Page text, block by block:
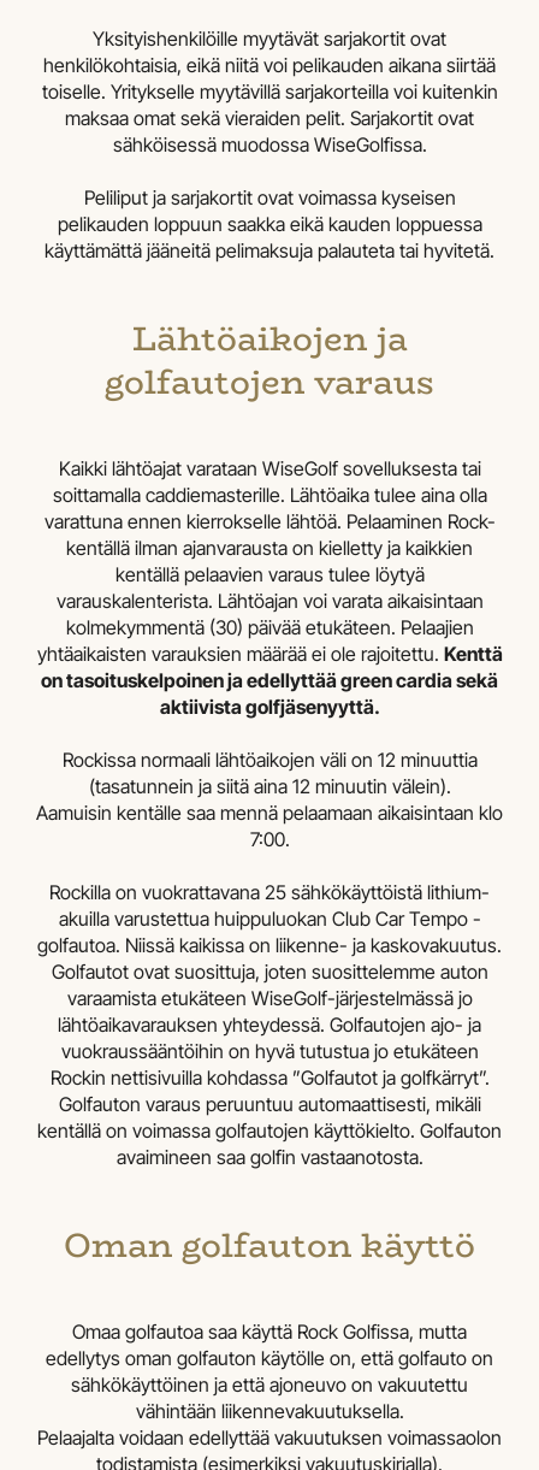
Yksityishenkilöille myytävät sarjakortit ovat
henkilökohtaisia, eikä niitä voi pelikauden aikana siirtää
toiselle. Yritykselle myytävillä sarjakorteilla voi kuitenkin
maksaa omat sekä vieraiden pelit. Sarjakortit ovat
sähköisessä muodossa WiseGolfissa.
Peliliput ja sarjakortit ovat voimassa kyseisen
pelikauden loppuun saakka eikä kauden loppuessa
käyttämättä jääneitä pelimaksuja palauteta tai hyvitetä.
Lähtöaikojen ja
golfautojen varaus
Kaikki lähtöajat varataan WiseGolf sovelluksesta tai
soittamalla caddiemasterille. Lähtöaika tulee aina olla
varattuna ennen kierrokselle lähtöä. Pelaaminen Rock-
kentällä ilman ajanvarausta on kielletty ja kaikkien
kentällä pelaavien varaus tulee löytyä
varauskalenterista. Lähtöajan voi varata aikaisintaan
kolmekymmentä (30) päivää etukäteen. Pelaajien
yhtäaikaisten varauksien määrää ei ole rajoitettu. Kenttä
on tasoituskelpoinen ja edellyttää green cardia sekä
aktiivista golfjäsenyyttä.
Rockissa normaali lähtöaikojen väli on 12 minuuttia
(tasatunnein ja siitä aina 12 minuutin välein).
Aamuisin kentälle saa mennä pelaamaan aikaisintaan klo
7:00.
Rockilla on vuokrattavana 25 sähkökäyttöistä lithium-
akuilla varustettua huippuluokan Club Car Tempo -
golfautoa. Niissä kaikissa on liikenne- ja kaskovakuutus.
Golfautot ovat suosittuja, joten suosittelemme auton
varaamista etukäteen WiseGolf-järjestelmässä jo
lähtöaikavarauksen yhteydessä. Golfautojen ajo- ja
vuokraussääntöihin on hyvä tutustua jo etukäteen
Rockin nettisivuilla kohdassa ”Golfautot ja golfkärryt”.
Golfauton varaus peruuntuu automaattisesti, mikäli
kentällä on voimassa golfautojen käyttökielto. Golfauton
avaimineen saa golfin vastaanotosta.
Oman golfauton käyttö
Omaa golfautoa saa käyttä Rock Golfissa, mutta
edellytys oman golfauton käytölle on, että golfauto on
sähkökäyttöinen ja että ajoneuvo on vakuutettu
vähintään liikennevakuutuksella.
Pelaajalta voidaan edellyttää vakuutuksen voimassaolon
todistamista (esimerkiksi vakuutuskirjalla).